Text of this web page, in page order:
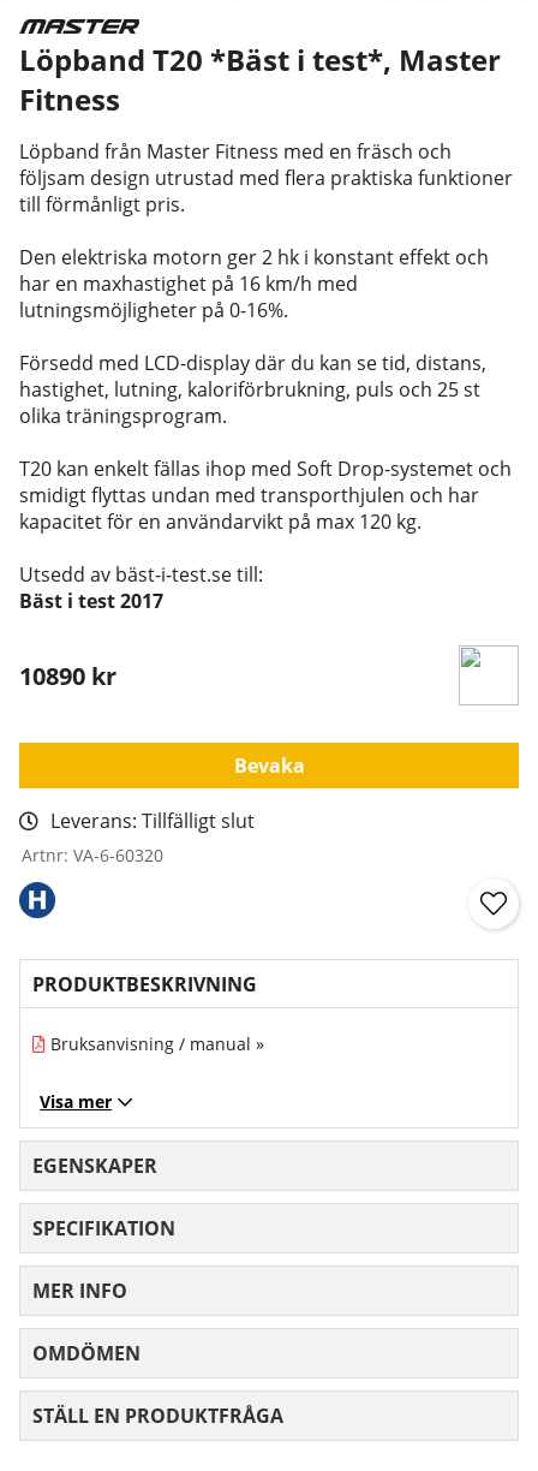
Löpband T20 *Bäst i test*, Master
Fitness
Löpband från Master Fitness med en fräsch och
följsam design utrustad med flera praktiska funktioner
till förmånligt pris.
Den elektriska motorn ger 2 hk i konstant effekt och
har en maxhastighet på 16 km/h med
lutningsmöjligheter på 0-16%.
Försedd med LCD-display där du kan se tid, distans,
hastighet, lutning, kaloriförbrukning, puls och 25 st
olika träningsprogram.
T20 kan enkelt fällas ihop med Soft Drop-systemet och
smidigt flyttas undan med transporthjulen och har
kapacitet för en användarvikt på max 120 kg.
Utsedd av bäst-i-test.se till:
Bäst i test 2017
10890 kr
Bevaka
Leverans: Tillfälligt slut
Artnr: VA-6-60320
PRODUKTBESKRIVNING
Bruksanvisning / manual »
Visa mer
EGENSKAPER
SPECIFIKATION
MER INFO
OMDÖMEN
STÄLL EN PRODUKTFRÅGA